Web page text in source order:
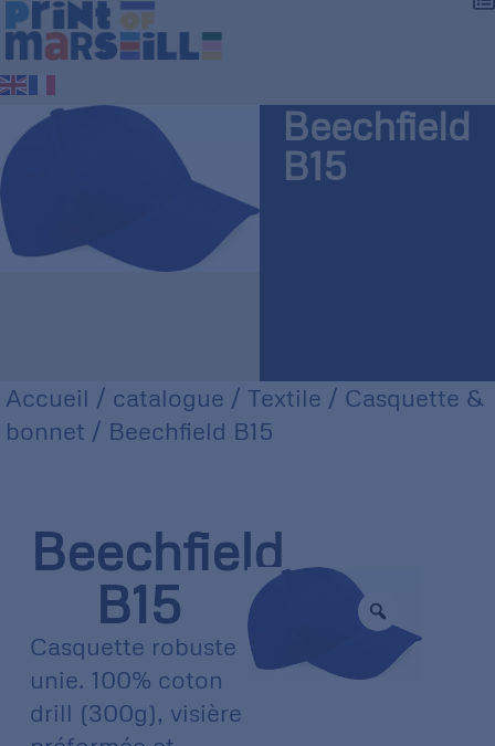
Beechfield
B15
Accueil / catalogue / Textile / Casquette &
bonnet / Beechfield B15
Beechfield
B15
Casquette robuste
unie. 100% coton
drill (300g), visière